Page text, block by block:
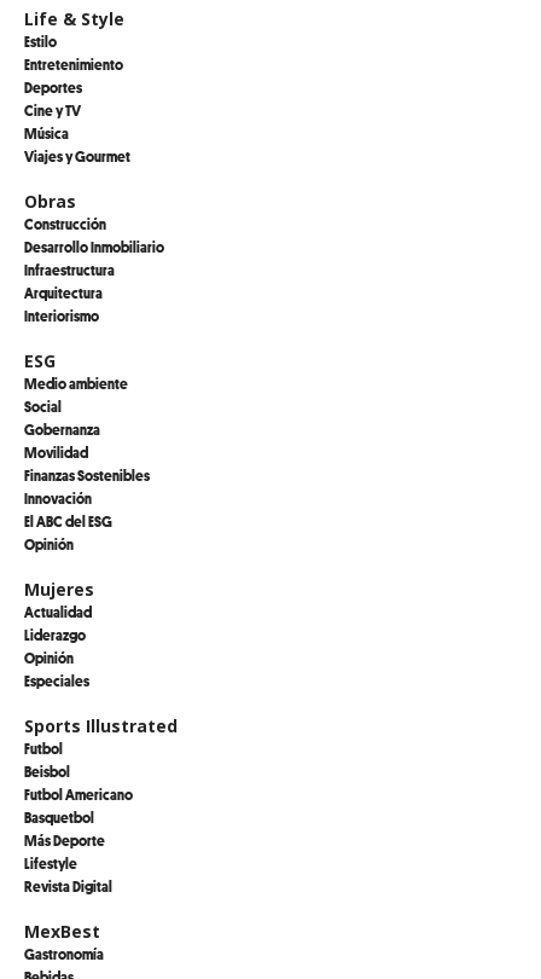
Life & Style
Estilo
Entretenimiento
Deportes
Cine y TV
Música
Viajes y Gourmet
Obras
Construcción
Desarrollo Inmobiliario
Infraestructura
Arquitectura
Interiorismo
ESG
Medio ambiente
Social
Gobernanza
Movilidad
Finanzas Sostenibles
Innovación
El ABC del ESG
Opinión
Mujeres
Actualidad
Liderazgo
Opinión
Especiales
Sports Illustrated
Futbol
Beisbol
Futbol Americano
Basquetbol
Más Deporte
Lifestyle
Revista Digital
MexBest
Gastronomía